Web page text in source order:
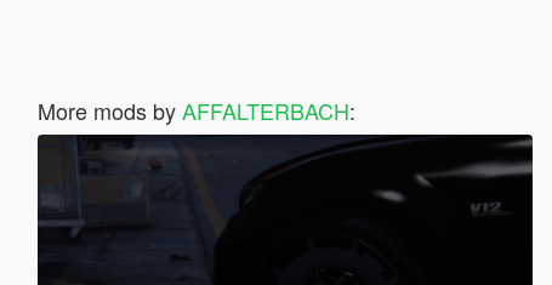
More mods byAFFALTERBACH: